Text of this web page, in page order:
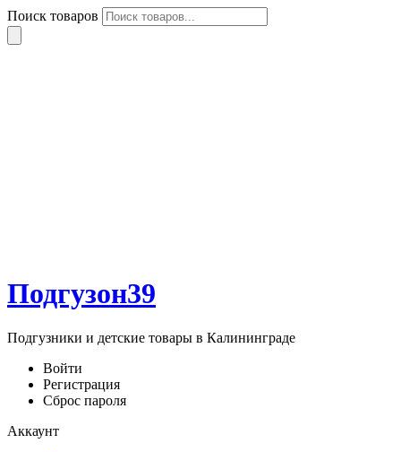
Поиск товаров
Подгузон39
Подгузники и детские товары в Калининграде
Войти
Регистрация
Сброс пароля
Аккаунт